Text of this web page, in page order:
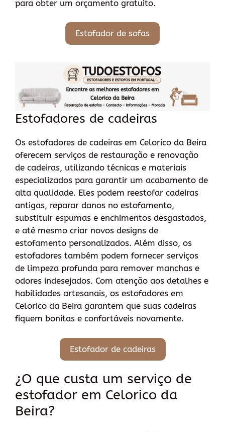
para obter um orçamento gratuito.
Estofador de sofas
Estofadores de cadeiras
Os estofadores de cadeiras em Celorico da Beira
oferecem serviços de restauração e renovação
de cadeiras, utilizando técnicas e materiais
especializados para garantir um acabamento de
alta qualidade. Eles podem reestofar cadeiras
antigas, reparar danos no estofamento,
substituir espumas e enchimentos desgastados,
e até mesmo criar novos designs de
estofamento personalizados. Além disso, os
estofadores também podem fornecer serviços
de limpeza profunda para remover manchas e
odores indesejados. Com atenção aos detalhes e
habilidades artesanais, os estofadores em
Celorico da Beira garantem que suas cadeiras
fiquem bonitas e confortáveis novamente.
Estofador de cadeiras
¿O que custa um serviço de
estofador em Celorico da
Beira?